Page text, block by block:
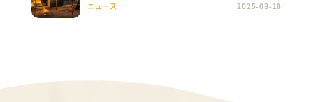
ニュース 2025-08-18